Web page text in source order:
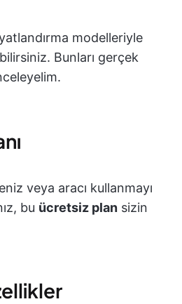
modelleriyle
Bunları gerçek
veya aracı kullanmayı
bu ücretsiz plan sizin